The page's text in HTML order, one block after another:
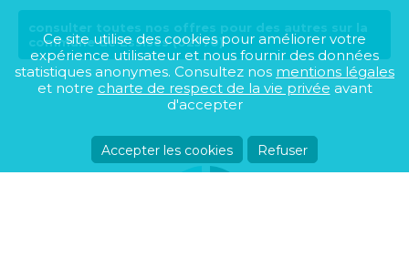
consulter toutes nos offres pour des autres sur la
commune de Essises (02570)
Ce site utilise des cookies pour améliorer votre
expérience utilisateur et nous fournir des données
statistiques anonymes. Consultez nos mentions légales
et notre charte de respect de la vie privée avant
d'accepter
Accepter les cookies Refuser